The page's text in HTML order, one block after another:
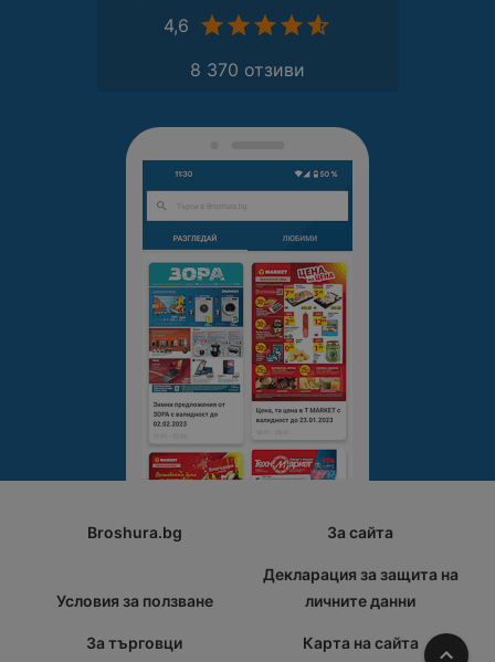
4,6
8 370 отзиви
Broshura.bg За сайта
Условия за ползване
Декларация за защита на
личните данни
За търговци Карта на сайта